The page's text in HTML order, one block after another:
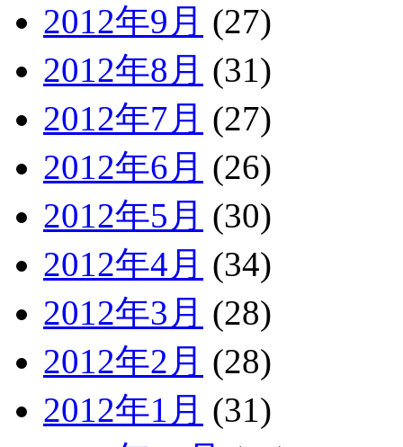
2012年9月 (27)
2012年8月 (31)
2012年7月 (27)
2012年6月 (26)
2012年5月 (30)
2012年4月 (34)
2012年3月 (28)
2012年2月 (28)
2012年1月 (31)